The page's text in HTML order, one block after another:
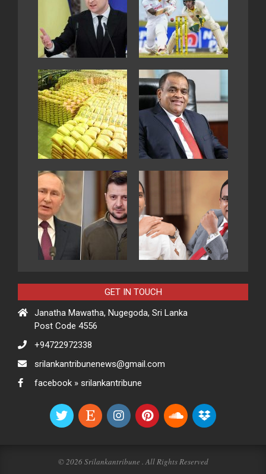
GET IN TOUCH
Janatha Mawatha, Nugegoda, Sri Lanka
Post Code 4556
+94722972338
srilankantribunenews@gmail.com
facebook » srilankantribune
© 2026 Srilankantribune . All Rights Reserved